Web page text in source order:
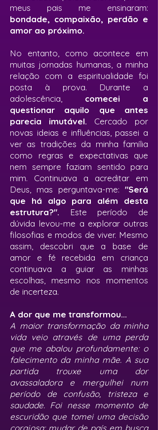
meus pais me ensinaram:
bondade, compaixão, perdão e
amor ao próximo.
No entanto, como acontece em
muitas jornadas humanas, a minha
relação com a espiritualidade foi
posta à prova. Durante a
adolescência, comecei a
questionar aquilo que antes
parecia imutável. Cercado por
novas ideias e influências, passei a
ver as tradições da minha família
como regras e expectativas que
nem sempre faziam sentido para
mim. Continuava a acreditar em
Deus, mas perguntava-me: "Será
que há algo para além desta
estrutura?". Este período de
dúvida levou-me a explorar outras
filosofias e modos de viver. Mesmo
assim, descobri que a base de
amor e fé recebida em criança
continuava a guiar as minhas
escolhas, mesmo nos momentos
de incerteza.
A dor que me transformou...
A maior transformação da minha
vida veio através de uma perda
que me abalou profundamente: o
falecimento da minha mãe. A sua
partida trouxe uma dor
avassaladora e mergulhei num
período de confusão, tristeza e
saudade. Foi nesse momento de
escuridão que tomei uma decisão
corajosa: mudar de país em busca